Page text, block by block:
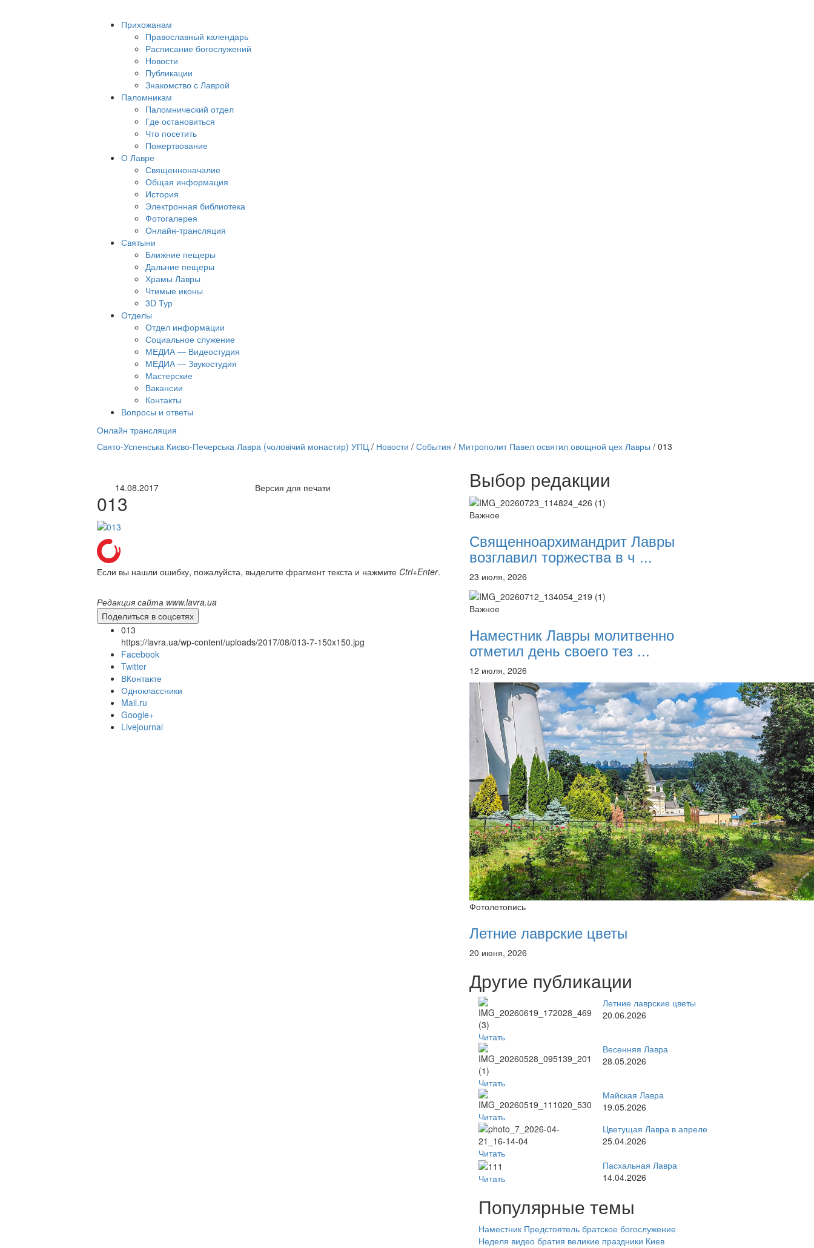
Прихожанам
Православный календарь
Расписание богослужений
Новости
Публикации
Знакомство с Лаврой
Паломникам
Паломнический отдел
Где остановиться
Что посетить
Пожертвование
О Лавре
Священноначалие
Общая информация
История
Электронная библиотека
Фотогалерея
Онлайн-трансляция
Святыни
Ближние пещеры
Дальние пещеры
Храмы Лавры
Чтимые иконы
3D Тур
Отделы
Отдел информации
Социальное служение
МЕДИА — Видеостудия
МЕДИА — Звукостудия
Мастерские
Вакансии
Контакты
Вопросы и ответы
Онлайн трансляция
12 сентября
12 сентября 2015Название трансляции
12 сентября 2015
12 сентября 2015Название трансляции
12 сентября 2015Название трансляции
12 сентября 2015Название трансляции
12 сентября 2015Название трансляции
12 сентября 2015
Перейти к архиву
Свято-Успенська Києво-Печерська Лавра (чоловічий монастир) УПЦ/ Новости / События / Митрополит Павел освятил овощной цех Лавры / 013
14.08.2017 Версия для печати
013
Если вы нашли ошибку, пожалуйста, выделите фрагмент текста и нажмите Ctrl+Enter.
Редакция сайта www.lavra.ua
Поделиться в соцсетях
013
https://lavra.ua/wp-content/uploads/2017/08/013-7-150x150.jpg
Facebook
Twitter
ВКонтакте
Одноклассники
Mail.ru
Google+
Livejournal
Выбор редакции
Важное
Священноархимандрит Лавры
возглавил торжества в ч ...
23 июля, 2026
Важное
Наместник Лавры молитвенно
отметил день своего тез ...
12 июля, 2026
Фотолетопись
Летние лаврские цветы
20 июня, 2026
Другие публикации
Читать
Летние лаврские цветы
20.06.2026
Читать
Весенняя Лавра
28.05.2026
Читать
Майская Лавра
19.05.2026
Читать
Цветущая Лавра в апреле
25.04.2026
Читать
Пасхальная Лавра
14.04.2026
Популярные темы
Наместник Предстоятель братское богослужение
Неделя видео братия великие праздники Киев